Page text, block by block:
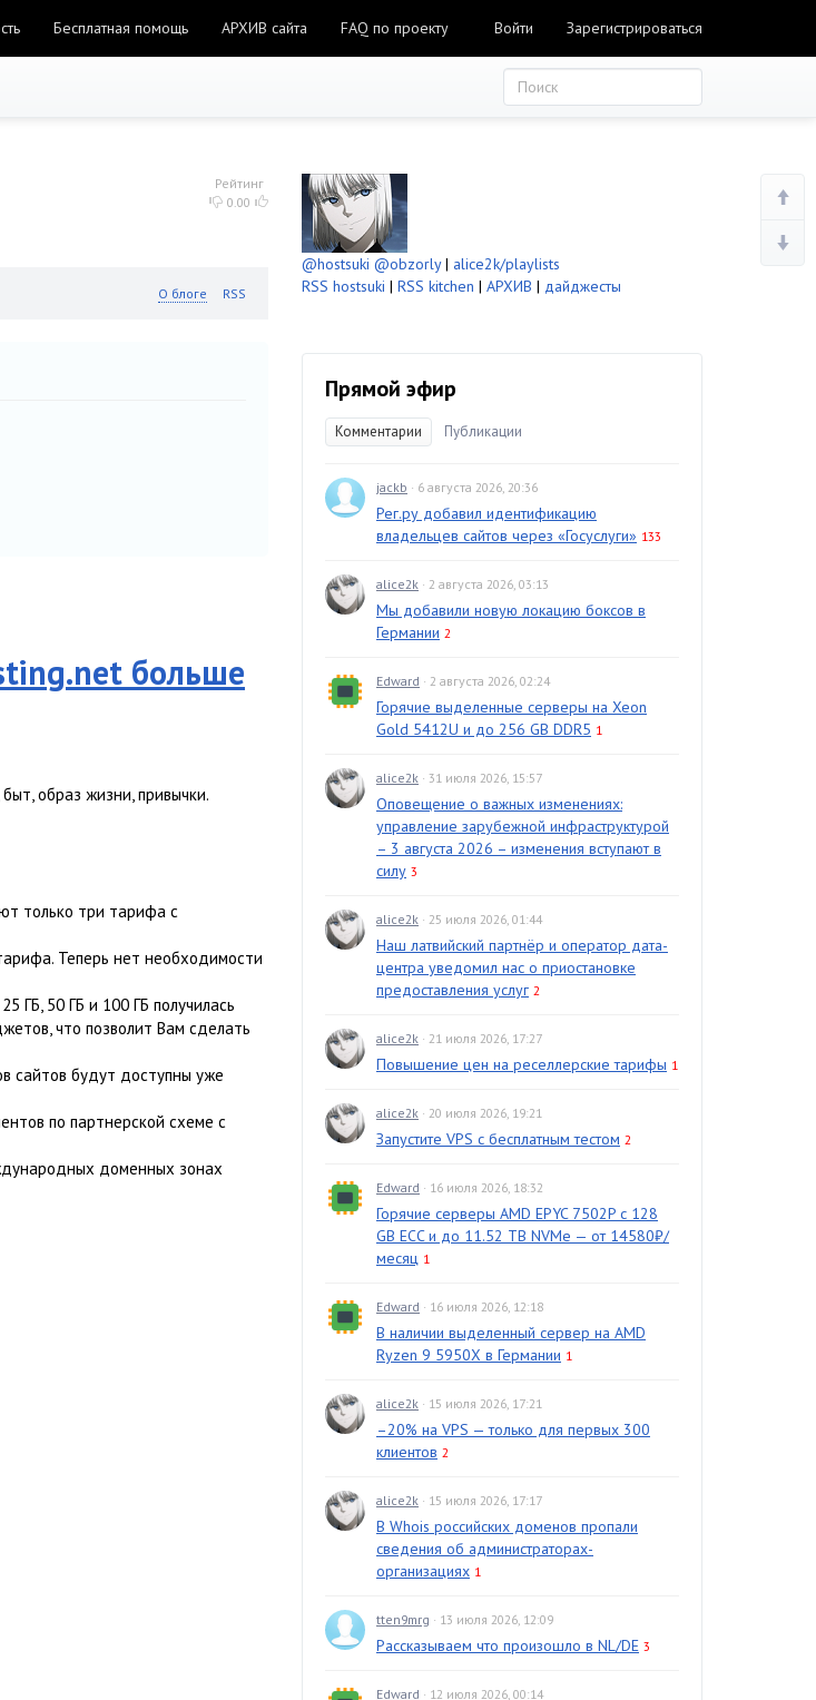
Бесплатная помощь АРХИВ сайта FAQ по проекту Войти Зарегистрироваться
Рейтинг
0.00
О блоге RSS
больше
образ жизни, привычки.
только три тарифа с
Теперь нет необходимости
ГБ, 50 ГБ и 100 ГБ получилась
что позволит Вам сделать
сайтов будут доступны уже
по партнерской схеме с
доменных зонах
@hostsuki @obzorly| alice2k/playlists
RSS hostsuki | RSS kitchen | АРХИВ | дайджесты
Прямой эфир
Комментарии Публикации
jackb · 6 августа 2026, 20:36
Рег.ру добавил идентификацию
владельцев сайтов через «Госуслуги» 133
alice2k · 2 августа 2026, 03:13
Мы добавили новую локацию боксов в
Германии 2
Edward · 2 августа 2026, 02:24
Горячие выделенные серверы на Xeon
Gold 5412U и до 256 GB DDR5 1
alice2k · 31 июля 2026, 15:57
Оповещение о важных изменениях:
управление зарубежной инфраструктурой
– 3 августа 2026 – изменения вступают в
силу 3
alice2k · 25 июля 2026, 01:44
Наш латвийский партнёр и оператор дата-
центра уведомил нас о приостановке
предоставления услуг 2
alice2k · 21 июля 2026, 17:27
Повышение цен на реселлерские тарифы 1
alice2k · 20 июля 2026, 19:21
Запустите VPS с бесплатным тестом 2
Edward · 16 июля 2026, 18:32
Горячие серверы AMD EPYC 7502P с 128
GB ECC и до 11.52 TB NVMe — от 14580₽/
месяц 1
Edward · 16 июля 2026, 12:18
В наличии выделенный сервер на AMD
Ryzen 9 5950X в Германии 1
alice2k · 15 июля 2026, 17:21
–20% на VPS — только для первых 300
клиентов 2
alice2k · 15 июля 2026, 17:17
В Whois российских доменов пропали
сведения об администраторах-
организациях 1
tten9mrg · 13 июля 2026, 12:09
Рассказываем что произошло в NL/DE 3
Edward · 12 июля 2026, 00:14